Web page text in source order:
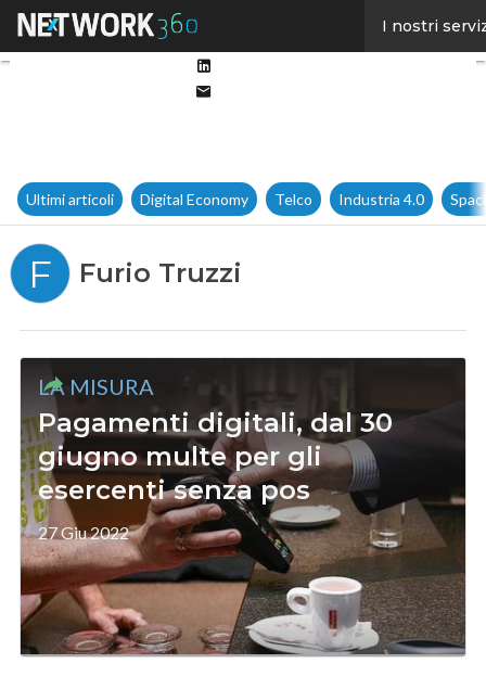
I nostri
Ultimi articoli Digital Economy Telco Industria 4.0
F Furio Truzzi
LA MISURA
Pagamenti digitali, dal 30
giugno multe per gli
esercenti senza pos
27 Giu 2022